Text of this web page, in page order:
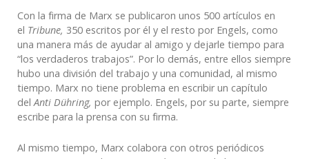
Con la firma de Marx se publicaron unos 500 artículos en
el Tribune, 350 escritos por él y el resto por Engels, como
una manera más de ayudar al amigo y dejarle tiempo para
“los verdaderos trabajos”. Por lo demás, entre ellos siempre
hubo una división del trabajo y una comunidad, al mismo
tiempo. Marx no tiene problema en escribir un capítulo
del Anti Dühring, por ejemplo. Engels, por su parte, siempre
escribe para la prensa con su firma.
Al mismo tiempo, Marx colabora con otros periódicos